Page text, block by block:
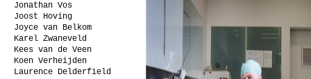
Jonathan Vos
Joost Hoving
Joyce van Belkom
Karel Zwaneveld
Kees van de Veen
Koen Verheijden
Laurence Delderfield